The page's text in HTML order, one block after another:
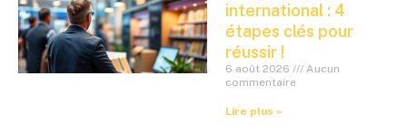
international : 4
étapes clés pour
réussir !
6 août 2026
Aucun
commentaire
Lire plus »